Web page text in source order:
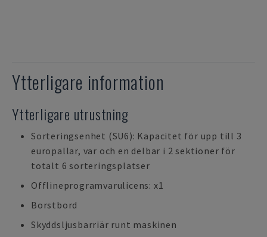
Ytterligare information
Ytterligare utrustning
Sorteringsenhet (SU6): Kapacitet för upp till 3
europallar, var och en delbar i 2 sektioner för
totalt 6 sorteringsplatser
Offlineprogramvarulicens: x1
Borstbord
Skyddsljusbarriär runt maskinen